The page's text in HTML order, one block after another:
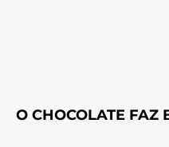
O CHOCOLATE FAZ